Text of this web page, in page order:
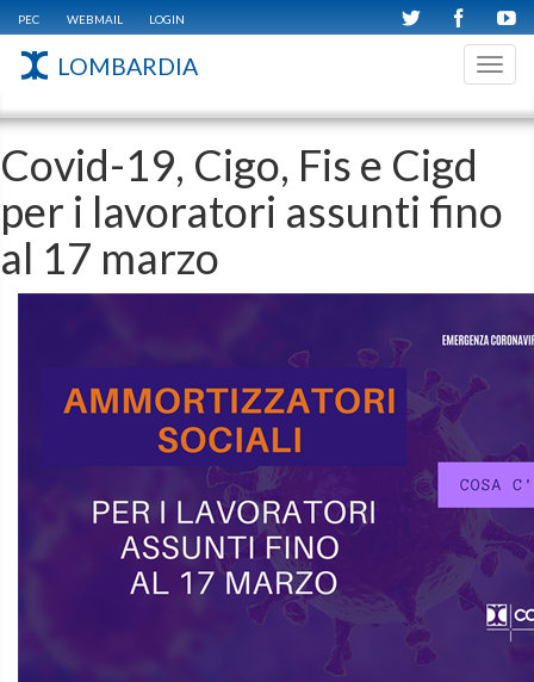
PEC WEBMAIL LOGIN
LOMBARDIA
Covid-19, Cigo, Fis e Cigd
per i lavoratori assunti fino
al 17 marzo